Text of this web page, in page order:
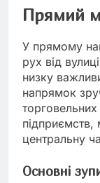
Прямий
У прямому
рух від
низку
напрямок
підприємств,
центральну
Основні